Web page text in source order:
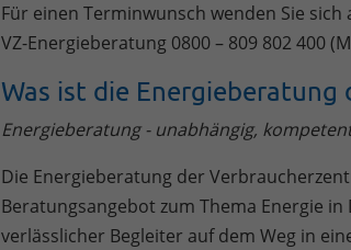
Für einen Terminwunsch wenden Sie
VZ-Energieberatung 0800 – 809 802 400
Was ist die Energieberatung
Energieberatung - unabhängig,
Die Energieberatung der
Beratungsangebot zum Thema Energie
verlässlicher Begleiter auf dem Weg in